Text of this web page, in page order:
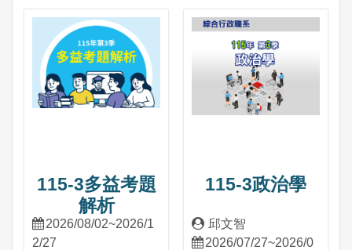
115-3多益考題
解析
2026/08/02~2026/1
2/27
115-3政治學
邱文智
2026/07/27~2026/0